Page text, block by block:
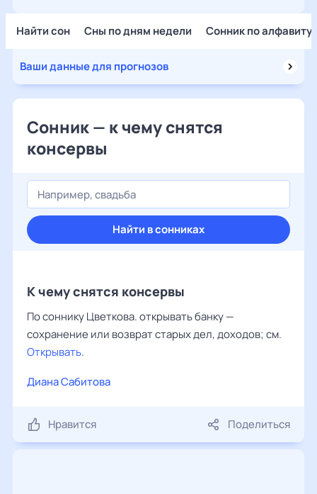
Найти сон Сны по дням недели Сонник по алфавиту
Ваши данные для прогнозов
Сонник — к чему снятся
консервы
Найти в сонниках
К чему снятся консервы
По соннику Цветкова. открывать банку —
сохранение или возврат старых дел, доходов; см.
Открывать.
Диана Сабитова
Нравится Поделиться